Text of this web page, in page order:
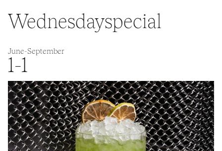
June-September
1-1
Wednesdayspecial